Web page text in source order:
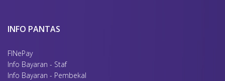
INFO PANTAS
FINePay
Info Bayaran - Staf
Info Bayaran - Pembekal